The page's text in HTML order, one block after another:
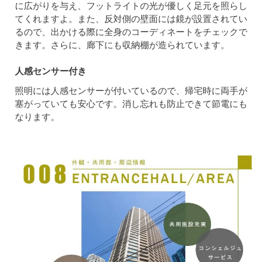
に広がりを与え、フットライトの光が優しく足元を照らし
てくれますよ。また、反対側の壁面には鏡が設置されてい
るので、出かける際に全身のコーディネートをチェックで
きます。さらに、廊下にも収納棚が造られています。
人感センサー付き
照明には人感センサーが付いているので、帰宅時に両手が
塞がっていても安心です。消し忘れも防止できて節電にも
なります。